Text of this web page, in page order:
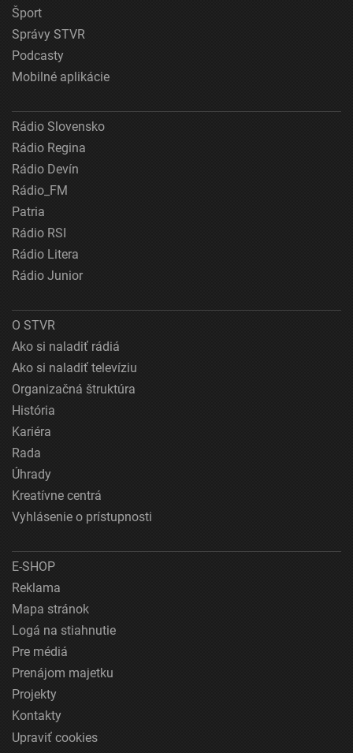
Šport
Správy STVR
Podcasty
Mobilné aplikácie
Rádio Slovensko
Rádio Regina
Rádio Devín
Rádio_FM
Patria
Rádio RSI
Rádio Litera
Rádio Junior
O STVR
Ako si naladiť rádiá
Ako si naladiť televíziu
Organizačná štruktúra
História
Kariéra
Rada
Úhrady
Kreatívne centrá
Vyhlásenie o prístupnosti
E-SHOP
Reklama
Mapa stránok
Logá na stiahnutie
Pre médiá
Prenájom majetku
Projekty
Kontakty
Upraviť cookies